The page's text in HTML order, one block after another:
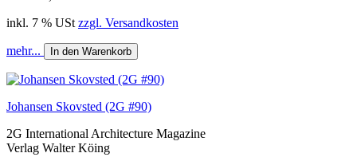
inkl. 7 % USt zzgl. Versandkosten
mehr... In den Warenkorb
Johansen Skovsted (2G #90)
2G International Architecture Magazine
Verlag Walter Köing